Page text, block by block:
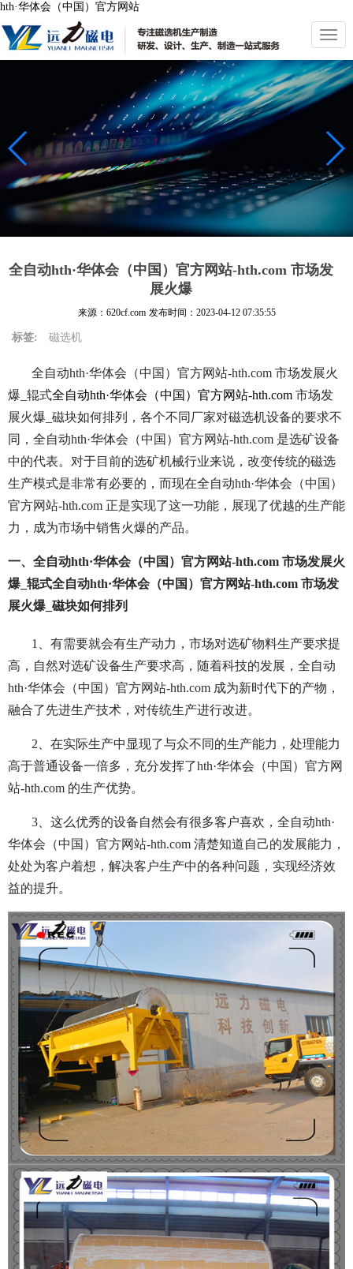
hth·华体会（中国）官方网站
切
换
导
航
全自动hth·华体会（中国）官方网站-hth.com 市场发
展火爆
来源：620cf.com 发布时间： 2023-04-12 07:35:55
标签: 磁选机
全自动hth·华体会（中国）官方网站-hth.com 市场发展火
爆_辊式全自动hth·华体会（中国）官方网站-hth.com 市场发
展火爆_磁块如何排列，各个不同厂家对磁选机设备的要求不
同，全自动hth·华体会（中国）官方网站-hth.com 是选矿设备
中的代表。对于目前的选矿机械行业来说，改变传统的磁选
生产模式是非常有必要的，而现在全自动hth·华体会（中国）
官方网站-hth.com 正是实现了这一功能，展现了优越的生产能
力，成为市场中销售火爆的产品。
一、全自动hth·华体会（中国）官方网站-hth.com 市场发展火
爆_辊式全自动hth·华体会（中国）官方网站-hth.com 市场发
展火爆_磁块如何排列
1、有需要就会有生产动力，市场对选矿物料生产要求提
高，自然对选矿设备生产要求高，随着科技的发展，全自动
hth·华体会（中国）官方网站-hth.com 成为新时代下的产物，
融合了先进生产技术，对传统生产进行改进。
2、在实际生产中显现了与众不同的生产能力，处理能力
高于普通设备一倍多，充分发挥了hth·华体会（中国）官方网
站-hth.com 的生产优势。
3、这么优秀的设备自然会有很多客户喜欢，全自动hth·
华体会（中国）官方网站-hth.com 清楚知道自己的发展能力，
处处为客户着想，解决客户生产中的各种问题，实现经济效
益的提升。